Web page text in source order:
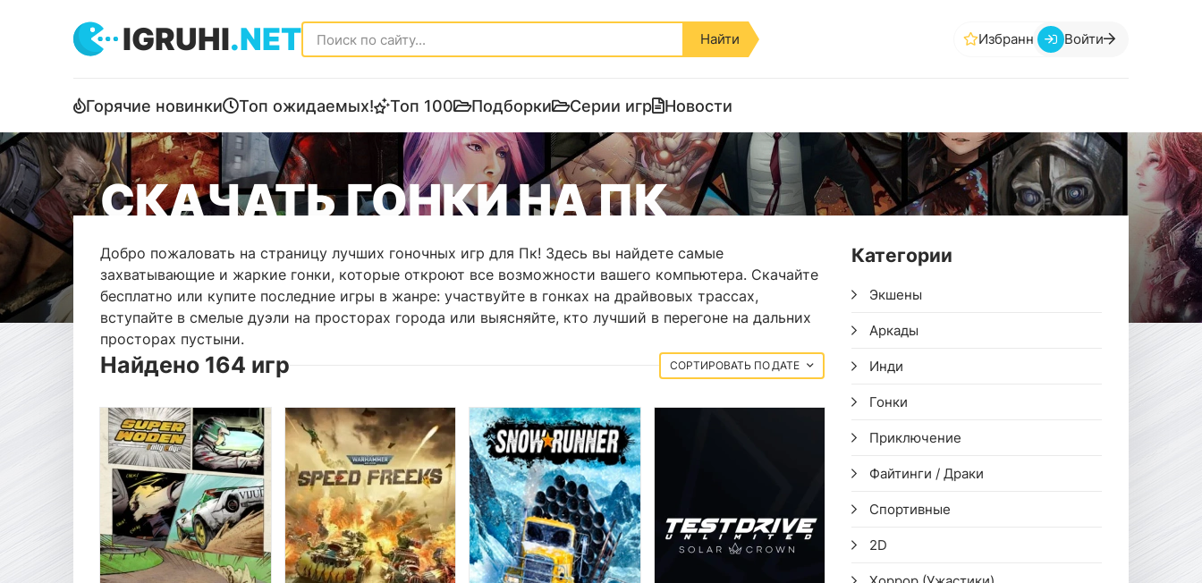
IGRUHI.NET Найти Избранное Войти
Горячие новинки Топ ожидаемых! Топ 100 Подборки Серии игр Новости
СКАЧАТЬ ГОНКИ НА ПК
Добро пожаловать на страницу лучших гоночных игр для Пк! Здесь вы найдете самые
захватывающие и жаркие гонки, которые откроют все возможности вашего компьютера. Скачайте
бесплатно или купите последние игры в жанре: участвуйте в гонках на драйвовых трассах,
вступайте в смелые дуэли на просторах города или выясняйте, кто лучший в перегоне на дальних
просторах пустыни.
Найдено 164 игр ДАТЕ
Категории
Экшены
Аркады
Инди
Гонки
Приключение
Файтинги / Драки
Спортивные
2D